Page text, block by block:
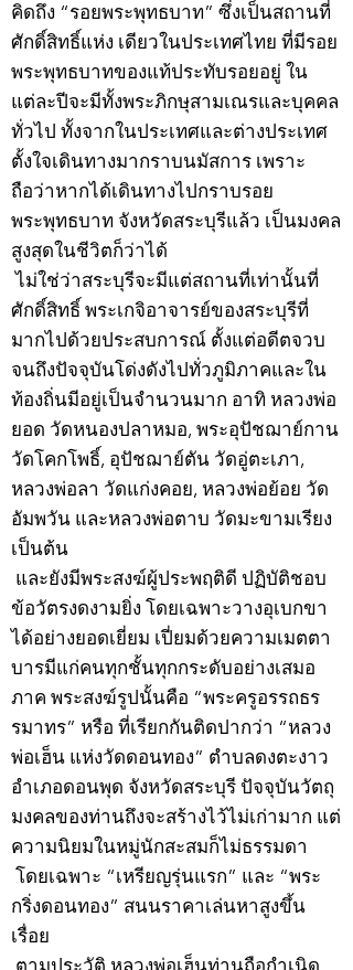
คิดถึง “รอยพระพุทธบาท” ซึ่งเป็นสถานที่
ศักดิ์สิทธิ์แห่ง เดียวในประเทศไทย ที่มีรอย
พระพุทธบาทของแท้ประทับรอยอยู่ ใน
แต่ละปีจะมีทั้งพระภิกษุสามเณรและบุคคล
ทั่วไป ทั้งจากในประเทศและต่างประเทศ
ตั้งใจเดินทางมากราบนมัสการ เพราะ
ถือว่าหากได้เดินทางไปกราบรอย
พระพุทธบาท จังหวัดสระบุรีแล้ว เป็นมงคล
สูงสุดในชีวิตก็ว่าได้
ไม่ใช่ว่าสระบุรีจะมีแต่สถานที่เท่านั้นที่
ศักดิ์สิทธิ์ พระเกจิอาจารย์ของสระบุรีที่
มากไปด้วยประสบการณ์ ตั้งแต่อดีตจวบ
จนถึงปัจจุบันโด่งดังไปทั่วภูมิภาคและใน
ท้องถิ่นมีอยู่เป็นจำนวนมาก อาทิ หลวงพ่อ
ยอด วัดหนองปลาหมอ, พระอุปัชฌาย์กาน
วัดโคกโพธิ์, อุปัชฌาย์ตัน วัดอู่ตะเภา,
หลวงพ่อลา วัดแก่งคอย, หลวงพ่อย้อย วัด
อัมพวัน และหลวงพ่อตาบ วัดมะขามเรียง
เป็นต้น
และยังมีพระสงฆ์ผู้ประพฤติดี ปฏิบัติชอบ
ข้อวัตรงดงามยิ่ง โดยเฉพาะวางอุเบกขา
ได้อย่างยอดเยี่ยม เปี่ยมด้วยความเมตตา
บารมีแก่คนทุกชั้นทุกกระดับอย่างเสมอ
ภาค พระสงฆ์รูปนั้นคือ “พระครูอรรถธร
รมาทร” หรือ ที่เรียกกันติดปากว่า “หลวง
พ่อเฮ็น แห่งวัดดอนทอง” ตำบลดงตะงาว
อำเภอดอนพุด จังหวัดสระบุรี ปัจจุบันวัตถุ
มงคลของท่านถึงจะสร้างไว้ไม่เก่ามาก แต่
ความนิยมในหมู่นักสะสมก็ไม่ธรรมดา
โดยเฉพาะ “เหรียญรุ่นแรก” และ “พระ
กริ่งดอนทอง” สนนราคาเล่นหาสูงขึ้น
เรื่อย